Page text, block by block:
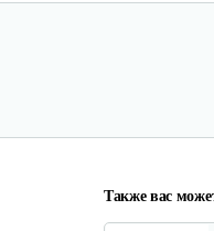
Также вас